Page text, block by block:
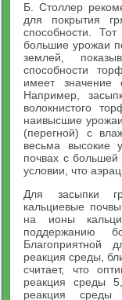
Б. Столлер
для покрытия
способности.
большие урожаи
землей,
способности
имеет значение
Например,
волокнистого
наивысшие
(перегной) с
весьма высокие
почвах с
условии, что
Для засыпки
кальциевые
на ионы
поддержанию
Благоприятной
реакция среды,
считает, что
реакция среды
реакция